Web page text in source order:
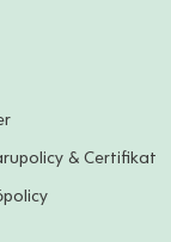
& Certifikat